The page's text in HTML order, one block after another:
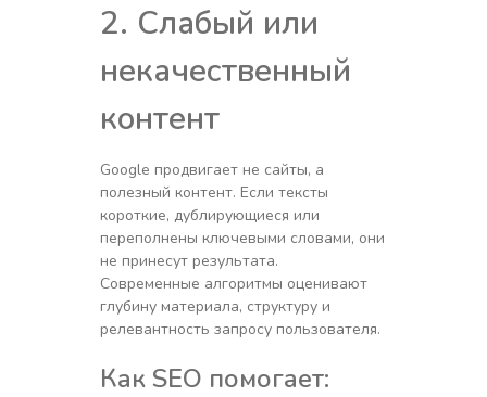
2. Слабый или
некачественный
контент
Google продвигает не сайты, а
полезный контент. Если тексты
короткие, дублирующиеся или
переполнены ключевыми словами, они
не принесут результата.
Современные алгоритмы оценивают
глубину материала, структуру и
релевантность запросу пользователя.
Как SEO помогает: